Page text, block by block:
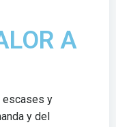
A
escases y
y del